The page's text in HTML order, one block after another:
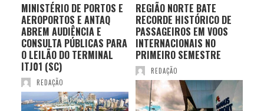
MINISTÉRIO DE PORTOS E
AEROPORTOS E ANTAQ
ABREM AUDIÊNCIA E
CONSULTA PÚBLICAS PARA
O LEILÃO DO TERMINAL
ITJ01 (SC)
REDAÇÃO
REGIÃO NORTE BATE
RECORDE HISTÓRICO DE
PASSAGEIROS EM VOOS
INTERNACIONAIS NO
PRIMEIRO SEMESTRE
REDAÇÃO